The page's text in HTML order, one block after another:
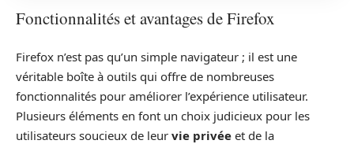
Fonctionnalités et avantages de Firefox
Firefox n’est pas qu’un simple navigateur ; il est une
véritable boîte à outils qui offre de nombreuses
fonctionnalités pour améliorer l’expérience utilisateur.
Plusieurs éléments en font un choix judicieux pour les
utilisateurs soucieux de leur vie privée et de la